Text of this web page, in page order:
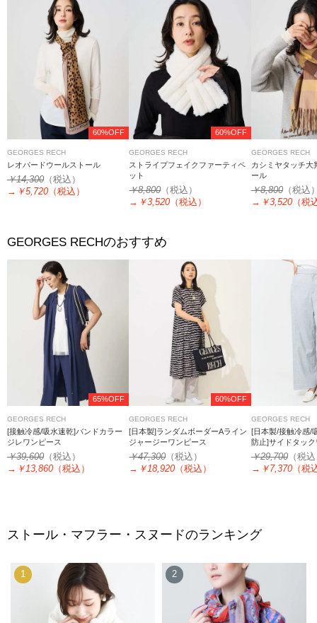
60%OFF
GEORGES RECH
レオパードウールストール
￥14,300 （税込）
→ ￥5,720 （税込）
60%OFF
GEORGES RECH
ストライプフェイクファーティペ
ット
￥8,800（税込）
→ ￥3,520 （税込）
GEORGES RECH
カシミヤタッチ大
ール
￥8,800（税込
→ ￥3,520（税
GEORGES RECHのおすすめ
65%OFF
GEORGES RECH
[接触冷感/吸水速乾]バンドカラー
ジレワンピース
￥39,600 （税込）
→ ￥13,860 （税込）
60%OFF
GEORGES RECH
[日本製]ランダムボーダーAライン
ジャージーワンピース
￥47,300（税込）
→ ￥18,920 （税込）
GEORGES RECH
[日本製/接触冷感/
防止]サイドタッ
￥29,700（税
→ ￥7,370（税
ストール・マフラー・スヌードのランキング
1 2